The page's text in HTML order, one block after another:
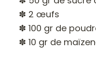
✽ 2 œufs
✽ 100 gr de
✽ 10 gr de